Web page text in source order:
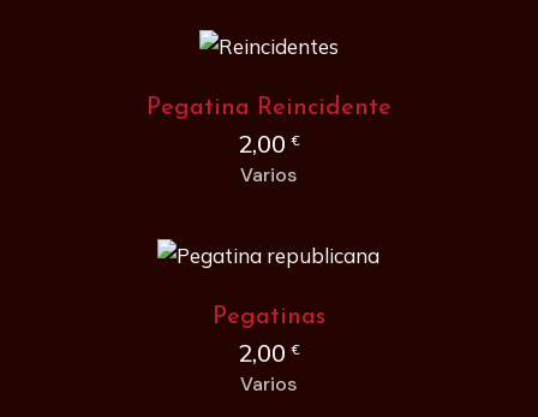
Pegatina Reincidente
2,00€
Varios
Pegatinas
2,00€
Varios